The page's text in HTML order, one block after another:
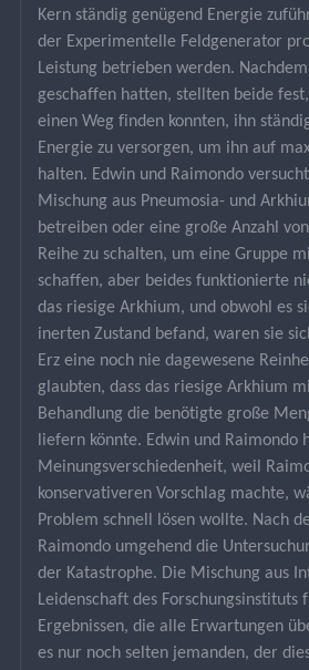
Kern ständig genügend Energie
der Experimentelle Feldgenerator
Leistung betrieben werden.
geschaffen hatten, stellten beide
einen Weg finden konnten, ihn
Energie zu versorgen, um ihn auf
halten. Edwin und Raimondo
Mischung aus Pneumosia- und
betreiben oder eine große Anzahl
Reihe zu schalten, um eine Gruppe
schaffen, aber beides funktionierte
das riesige Arkhium, und obwohl es
inerten Zustand befand, waren sie
Erz eine noch nie dagewesene
glaubten, dass das riesige Arkhium
Behandlung die benötigte große
liefern könnte. Edwin und Raimondo
Meinungsverschiedenheit, weil
konservativeren Vorschlag machte,
Problem schnell lösen wollte. Nach
Raimondo umgehend die
der Katastrophe. Die Mischung aus
Leidenschaft des Forschungsinstituts
Ergebnissen, die alle Erwartungen
es nur noch selten jemanden, der